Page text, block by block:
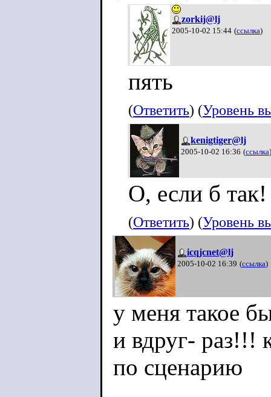
zorkij@lj
2005-10-02 15:44 (ссылка)
пять
(Ответить) (Уровень
kenigtiger@lj
2005-10-02 16:36 (ссылка)
О, если б так!
(Ответить) (Уровень
icqjcnet@lj
2005-10-02 16:39 (ссылка)
у меня такое
и вдруг- раз!!!
по сценарию